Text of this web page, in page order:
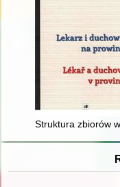
Struktura zbiorów